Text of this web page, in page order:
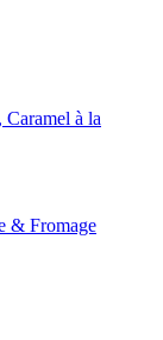
Caramel à la
& Fromage